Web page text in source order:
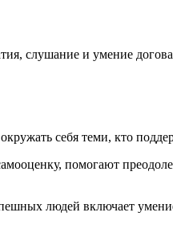
слушание и умение
себя теми, кто
помогают
людей включает